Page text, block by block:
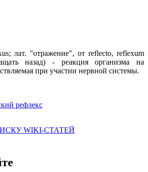
лат. "отражение", от reflecto, reflexum
назад) - реакция организма на
при участии нервной системы.
рефлекс
WIKI-СТАТЕЙ